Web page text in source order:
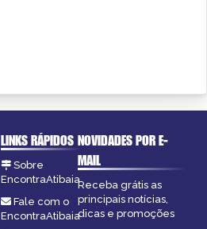
LINKS RÁPIDOS
Sobre
EncontraAtibaia
Fale com o
EncontraAtibaia
NOVIDADES POR E-
MAIL
Receba grátis as
principais notícias,
dicas e promoções